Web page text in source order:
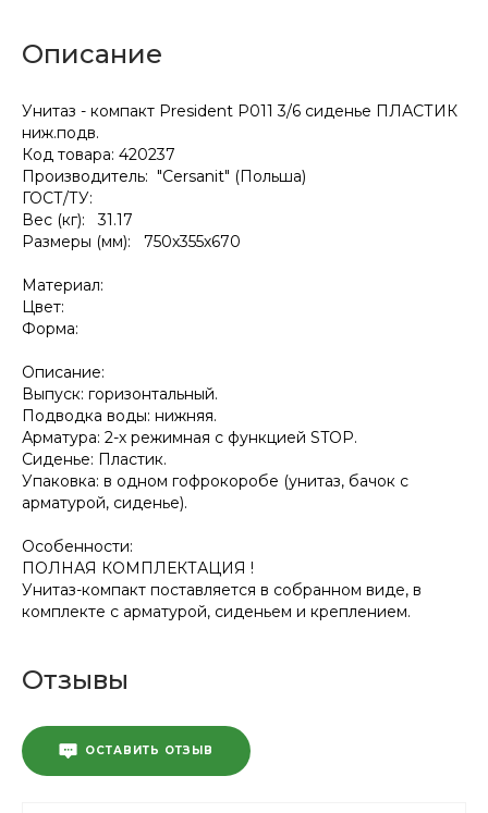
Описание
Унитаз - компакт President P011 3/6 сиденье ПЛАСТИК
ниж.подв.
Код товара: 420237
Производитель: "Cersanit" (Польша)
ГОСТ/ТУ:
Вес (кг): 31.17
Размеры (мм): 750х355х670
Материал:
Цвет:
Форма:
Описание:
Выпуск: горизонтальный.
Подводка воды: нижняя.
Арматура: 2-х режимная c функцией STOP.
Сиденье: Пластик.
Упаковка: в одном гофрокоробе (унитаз, бачок с
арматурой, сиденье).
Особенности:
ПОЛНАЯ КОМПЛЕКТАЦИЯ !
Унитаз-компакт поставляется в собранном виде, в
комплекте с арматурой, сиденьем и креплением.
Отзывы
ОСТАВИТЬ ОТЗЫВ